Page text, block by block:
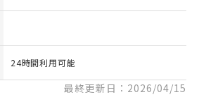
24時間利用可能
最終更新日：2026/04/15